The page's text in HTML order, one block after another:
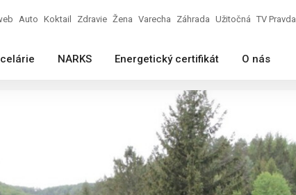
Auto Koktail Zdravie Žena Varecha Záhrada Užitočná TV Pravda
NARKS Energetický certifikát O nás